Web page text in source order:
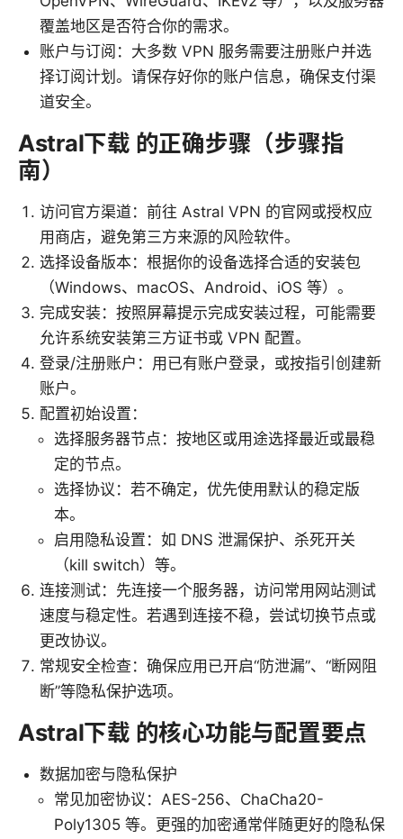
覆盖地区是否符合你的需求。
账户与订阅：大多数 VPN 服务需要注册账户并选
择订阅计划。请保存好你的账户信息，确保支付渠
道安全。
Astral下载 的正确步骤（步骤指
南）
访问官方渠道：前往 Astral VPN 的官网或授权应
用商店，避免第三方来源的风险软件。
选择设备版本：根据你的设备选择合适的安装包
（Windows、macOS、Android、iOS 等）。
完成安装：按照屏幕提示完成安装过程，可能需要
允许系统安装第三方证书或 VPN 配置。
登录/注册账户：用已有账户登录，或按指引创建新
账户。
配置初始设置：
选择服务器节点：按地区或用途选择最近或最稳
定的节点。
选择协议：若不确定，优先使用默认的稳定版
本。
启用隐私设置：如 DNS 泄漏保护、杀死开关
（kill switch）等。
连接测试：先连接一个服务器，访问常用网站测试
速度与稳定性。若遇到连接不稳，尝试切换节点或
更改协议。
常规安全检查：确保应用已开启“防泄漏”、“断网阻
断”等隐私保护选项。
Astral下载 的核心功能与配置要点
数据加密与隐私保护
常见加密协议：AES-256、ChaCha20-
Poly1305 等。更强的加密通常伴随更好的隐私保